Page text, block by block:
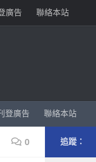
廣告 聯絡本站
登廣告 聯絡本站
0 追蹤：